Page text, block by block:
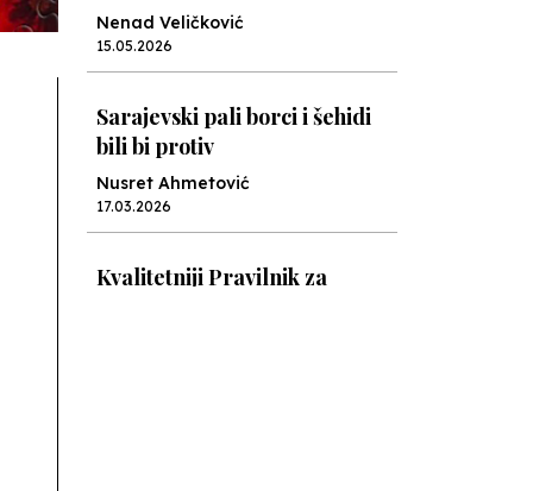
Nenad Veličković
15.05.2026
Sarajevski pali borci i šehidi
bili bi protiv
Nusret Ahmetović
17.03.2026
Kvalitetniji Pravilnik za